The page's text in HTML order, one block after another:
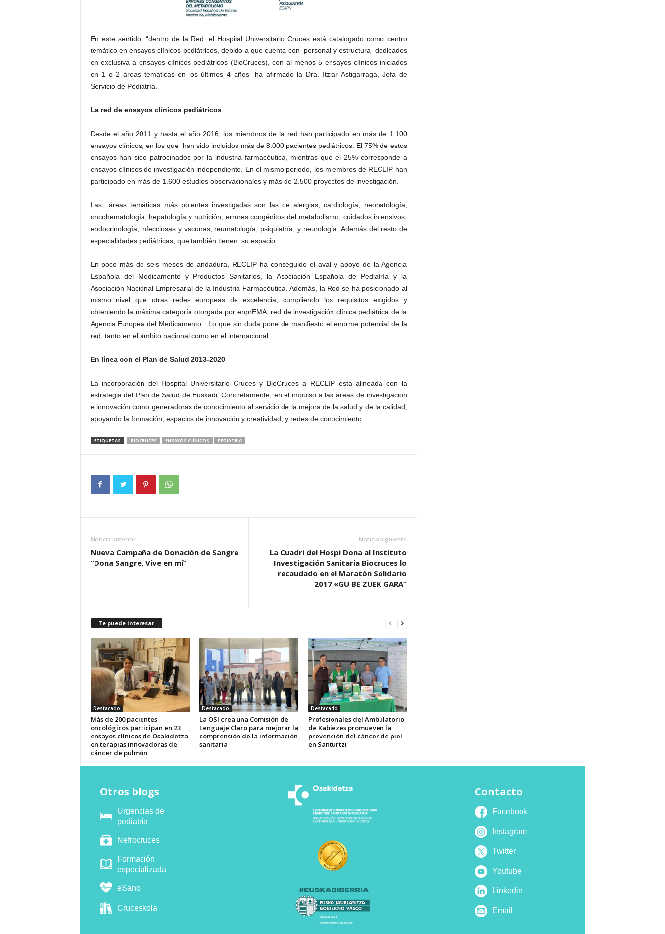
En este sentido, “dentro de la Red, el Hospital Universitario Cruces está catalogado como centro
temático en ensayos clínicos pediátricos, debido a que cuenta con personal y estructura dedicados
en exclusiva a ensayos clínicos pediátricos (BioCruces), con al menos 5 ensayos clínicos iniciados
en 1 o 2 áreas temáticas en los últimos 4 años” ha afirmado la Dra. Itziar Astigarraga, Jefa de
Servicio de Pediatría.
La red de ensayos clínicos pediátricos
Desde el año 2011 y hasta el año 2016, los miembros de la red han participado en más de 1.100
ensayos clínicos, en los que han sido incluidos más de 8.000 pacientes pediátricos. El 75% de estos
ensayos han sido patrocinados por la industria farmacéutica, mientras que el 25% corresponde a
ensayos clínicos de investigación independiente. En el mismo periodo, los miembros de RECLIP han
participado en más de 1.600 estudios observacionales y más de 2.500 proyectos de investigación.
Las áreas temáticas más potentes investigadas son las de alergias, cardiología, neonatología,
oncohematología, hepatología y nutrición, errores congénitos del metabolismo, cuidados intensivos,
endocrinología, infecciosas y vacunas, reumatología, psiquiatría, y neurología. Además del resto de
especialidades pediátricas, que también tienen su espacio.
En poco más de seis meses de andadura, RECLIP ha conseguido el aval y apoyo de la Agencia
Española del Medicamento y Productos Sanitarios, la Asociación Española de Pediatría y la
Asociación Nacional Empresarial de la Industria Farmacéutica. Además, la Red se ha posicionado al
mismo nivel que otras redes europeas de excelencia, cumpliendo los requisitos exigidos y
obteniendo la máxima categoría otorgada por enprEMA, red de investigación clínica pediátrica de la
Agencia Europea del Medicamento. Lo que sin duda pone de manifiesto el enorme potencial de la
red, tanto en el ámbito nacional como en el internacional.
En línea con el Plan de Salud 2013-2020
La incorporación del Hospital Universitario Cruces y BioCruces a RECLIP está alineada con la
estrategia del Plan de Salud de Euskadi. Concretamente, en el impulso a las áreas de investigación
e innovación como generadoras de conocimiento al servicio de la mejora de la salud y de la calidad,
apoyando la formación, espacios de innovación y creatividad, y redes de conocimiento.
ETIQUETAS BIOCRUCES ENSAYOS CLÍNICOS PEDIATRIA
Noticia anterior
Nueva Campaña de Donación de Sangre
“Dona Sangre, Vive en mí”
Noticia siguiente
La Cuadri del Hospi Dona al Instituto
Investigación Sanitaria Biocruces lo
recaudado en el Maratón Solidario
2017 «GU BE ZUEK GARA”
Te puede interesar
Destacado
Más de 200 pacientes
oncológicos participan en 23
ensayos clínicos de Osakidetza
en terapias innovadoras de
cáncer de pulmón
Destacado
La OSI crea una Comisión de
Lenguaje Claro para mejorar la
comprensión de la información
sanitaria
Destacado
Profesionales del Ambulatorio
de Kabiezes promueven la
prevención del cáncer de piel
en Santurtzi
Otros blogs
Urgencias de
pediatría
Nefrocruces
Formación
especializada
eSano
Cruceskola
Contacto
Facebook
Instagram
Twitter
Youtube
Linkedin
Email